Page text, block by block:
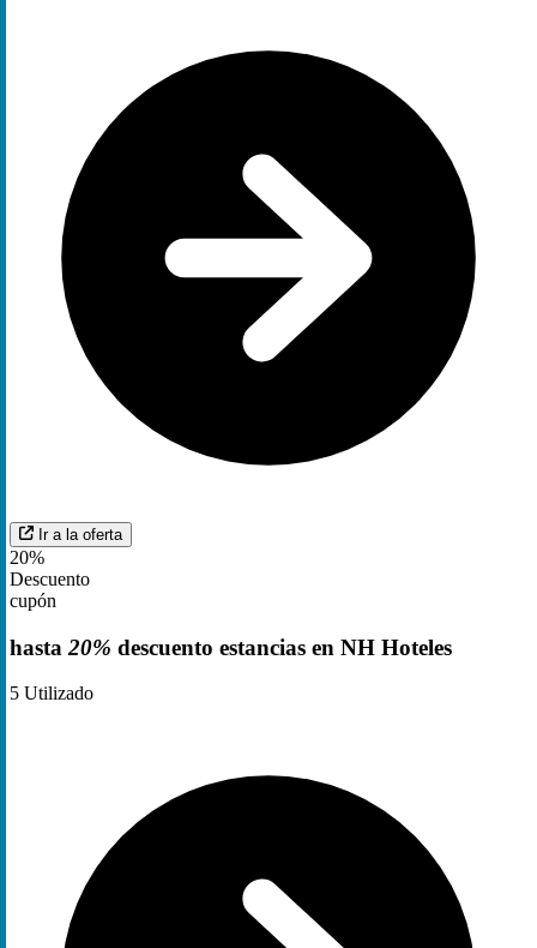
Ir a la oferta
20%
Descuento
cupón
hasta 20% descuento estancias en NH Hoteles
5 Utilizado